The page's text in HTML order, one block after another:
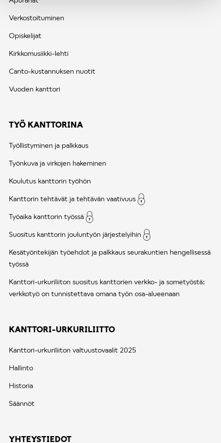
Verkostoituminen
Opiskelijat
Kirkkomusiikki-lehti
Canto-kustannuksen nuotit
Vuoden kanttori
TYÖ KANTTORINA
Työllistyminen ja palkkaus
Työnkuva ja virkojen hakeminen
Koulutus kanttorin työhön
Kanttorin tehtävät ja tehtävän vaativuus
Työaika kanttorin työssä
Suositus kanttorin jouluntyön järjestelyihin
Kesätyöntekijän työehdot ja palkkaus seurakuntien hengellisessä
työssä
Kanttori-urkuriliiton suositus kanttorien verkko- ja sometyöstä:
verkkotyö on tunnistettava omana työn osa-alueenaan
KANTTORI-URKURILIITTO
Kanttori-urkuriliiton valtuustovaalit 2025
Hallinto
Historia
Säännöt
YHTEYSTIEDOT